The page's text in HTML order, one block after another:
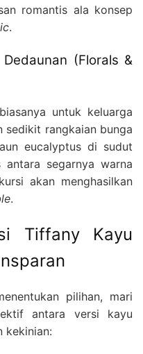
romantis ala konsep
.
(Florals &
untuk keluarga
sedikit rangkaian bunga
eucalyptus di sudut
segarnya warna
akan menghasilkan
.
Tiffany Kayu
pilihan, mari
antara versi kayu
kekinian: